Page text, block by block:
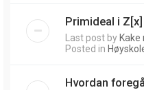
Primideal i Z[x]
Last post by
Posted in
Hvordan